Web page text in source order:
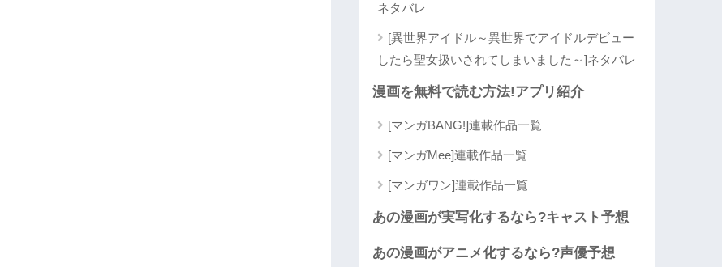
ネタバレ
[異世界アイドル～異世界でアイドルデビュー
したら聖女扱いされてしまいました～]ネタバレ
漫画を無料で読む方法!アプリ紹介
[マンガBANG!]連載作品一覧
[マンガMee]連載作品一覧
[マンガワン]連載作品一覧
あの漫画が実写化するなら?キャスト予想
あの漫画がアニメ化するなら?声優予想